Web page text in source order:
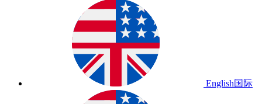
English国际